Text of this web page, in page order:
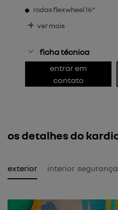
rodas flexwheel 16"
ver mais
ficha técnica
entrar em
contato
os detalhes do
exterior interior segurança